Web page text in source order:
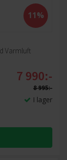
11%
Varmluft
7 990:-
8 995:-
I lager